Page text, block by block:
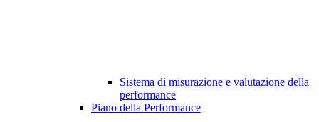
Sistema di misurazione e valutazione della
performance
Piano della Performance